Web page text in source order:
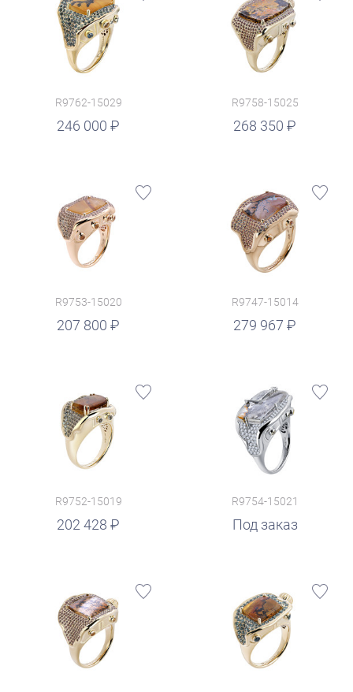
R9762-15029
246 000
R9758-15025
268 350
руб.
R9753-15020
207 800
R9747-15014
279 967
руб.
R9752-15019
202 428
R9754-15021
Под заказ